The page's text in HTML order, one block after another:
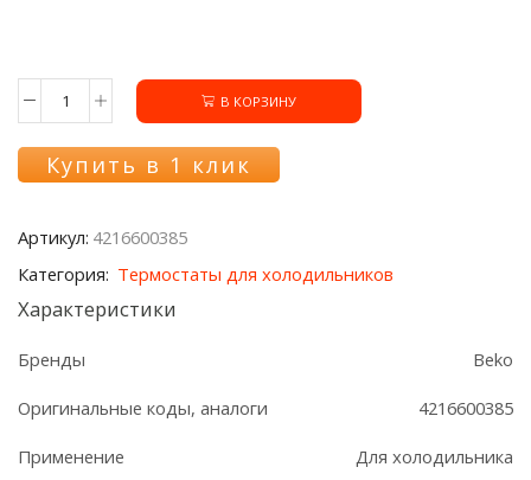
Количество
Сенсорный
датчик
холодильника
В КОРЗИНУ
Купить в 1 клик
Артикул: 4216600385
Категория: Термостаты для холодильников
Характеристики
Бренды Beko
Оригинальные коды, аналоги 4216600385
Применение Для холодильника